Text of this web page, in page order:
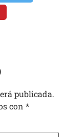
publicada.
con *